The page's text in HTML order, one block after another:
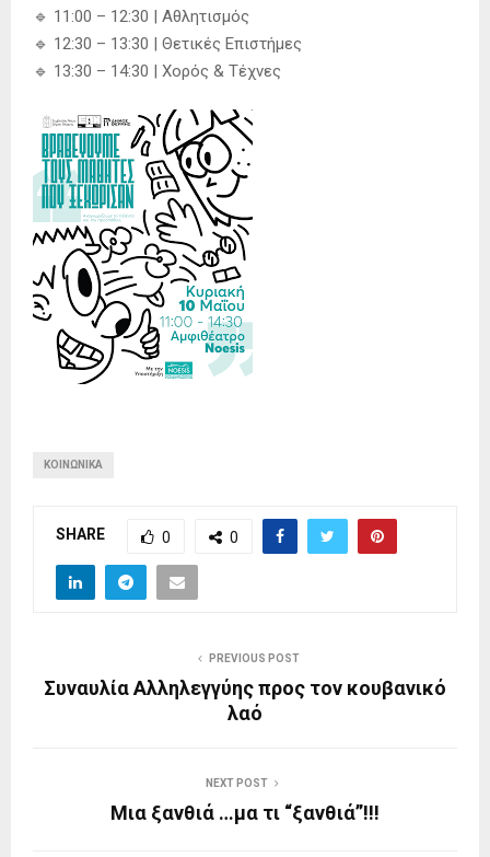
🔹 11:00 – 12:30 | Αθλητισμός
🔹 12:30 – 13:30 | Θετικές Επιστήμες
🔹 13:30 – 14:30 | Χορός & Τέχνες
ΚΟΙΝΩΝΙΚΆ
SHARE 0 0
PREVIOUS POST
Συναυλία Αλληλεγγύης προς τον κουβανικό
λαό
NEXT POST
Μια ξανθιά …μα τι “ξανθιά”!!!